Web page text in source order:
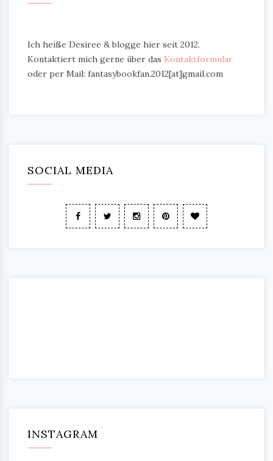
Ich heiße Desiree & blogge hier seit 2012.
Kontaktiert mich gerne über das Kontaktformular
oder per Mail: fantasybookfan.2012[at]gmail.com
SOCIAL MEDIA
INSTAGRAM